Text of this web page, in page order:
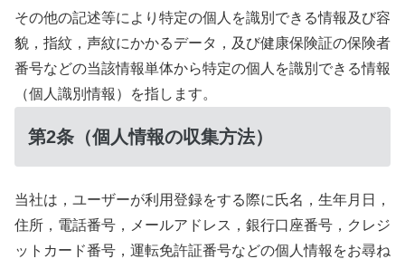
その他の記述等により特定の個人を識別できる情報及び容
貌，指紋，声紋にかかるデータ，及び健康保険証の保険者
番号などの当該情報単体から特定の個人を識別できる情報
（個人識別情報）を指します。
第2条（個人情報の収集方法）
当社は，ユーザーが利用登録をする際に氏名，生年月日，
住所，電話番号，メールアドレス，銀行口座番号，クレジ
ットカード番号，運転免許証番号などの個人情報をお尋ね